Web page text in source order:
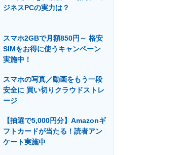
建設×テクノロジーの最前線
ジネスPCの実力は？
スマホ2GBで月額850円～ 格安
SIMをお得に使うキャンペーン
実施中！
スマホの写真／動画をもう一段
安全に 買い切りクラウドストレ
ージ
【抽選で5,000円分】Amazonギ
フトカードが当たる！読者アン
ケート実施中